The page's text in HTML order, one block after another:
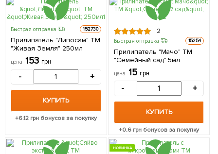
Быстрая отправка 152730
Прилипатель "Липосам" ТМ
"Живая Земля" 250мл
цена 153 грн
- +
КУПИТЬ
+6.12 грн бонусов за покупку
2
Быстрая отправка 15254
Прилипатель "Мачо" ТМ
"Семейный сад" 5мл
цена 15 грн
- +
КУПИТЬ
+0.6грн бонусов за покупку
НОВИНКА